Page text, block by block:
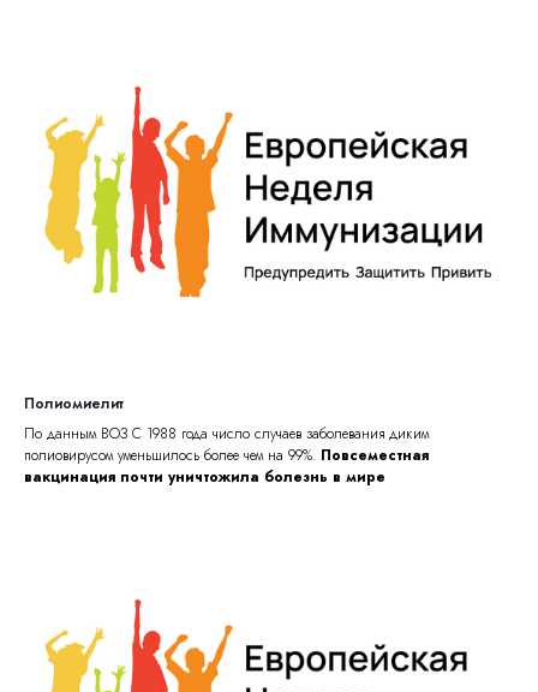
Полиомиелит
По данным ВОЗ С 1988 года число случаев заболевания диким
полиовирусом уменьшилось более чем на 99%. Повсеместная
вакцинация почти уничтожила болезнь в мире